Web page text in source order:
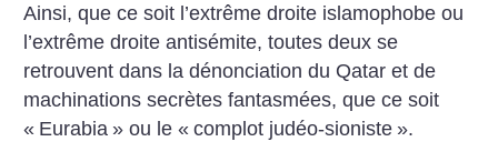
Ainsi, que ce soit l’extrême droite islamophobe ou
l’extrême droite antisémite, toutes deux se
retrouvent dans la dénonciation du Qatar et de
machinations secrètes fantasmées, que ce soit
« Eurabia » ou le « complot judéo-sioniste ».